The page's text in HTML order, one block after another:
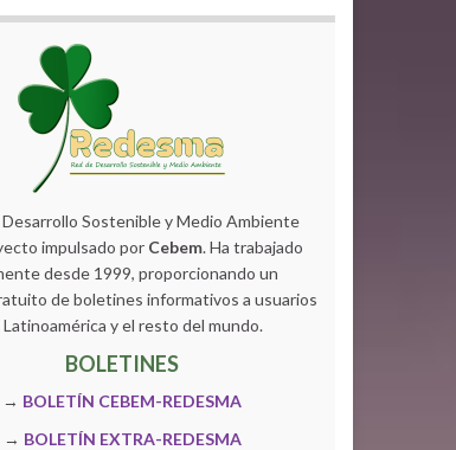
Desarrollo Sostenible y Medio Ambiente
impulsado por Cebem. Ha trabajado
desde 1999, proporcionando un
de boletines informativos a usuarios
Latinoamérica y el resto del mundo.
BOLETINES
→ BOLETÍN CEBEM-REDESMA
→ BOLETÍN EXTRA-REDESMA